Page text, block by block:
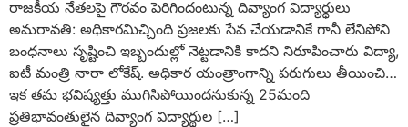
రాజకీయ నేతలపై గౌరవం పెరిగిందంటున్న దివ్యాంగ విద్యార్థులు
అమరావతి: అధికారమిచ్చింది ప్రజలకు సేవ చేయడానికే గానీ లేనిపోని
బంధనాలు సృష్టించి ఇబ్బందుల్లో నెట్టడానికి కాదని నిరూపించారు విద్యా,
ఐటీ మంత్రి నారా లోకేష్. అధికార యంత్రాంగాన్ని పరుగులు తీయించి…
ఇక తమ భవిష్యత్తు ముగిసిపోయిందనుకున్న 25మంది
ప్రతిభావంతులైన దివ్యాంగ విద్యార్థుల […]